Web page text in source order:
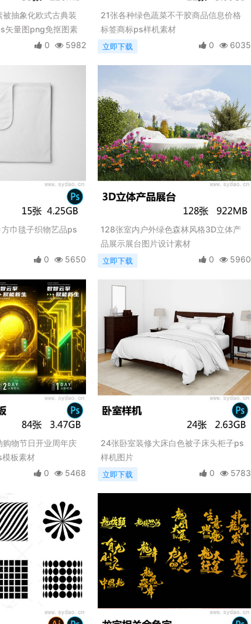
抽象化欧式古典装
矢量图png免抠图素
0 5982
21张各种绿色蔬菜不干胶商品信息价格
标签商标ps样机素材
立即下载 0 6035
巾毯子织物艺品ps
0 5650
128张室内户外绿色森林风格3D立体产
品展示展台图片设计素材
立即下载 0 5960
物节日开业周年庆
板素材
0 5468
24张卧室装修大床白色被子床头柜子ps
样机图片
立即下载 0 5783